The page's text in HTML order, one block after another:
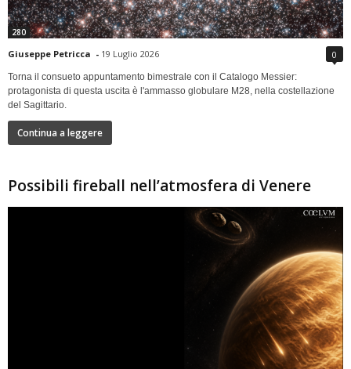
280
Giuseppe Petricca - 19 Luglio 2026 0
Torna il consueto appuntamento bimestrale con il Catalogo Messier:
protagonista di questa uscita è l'ammasso globulare M28, nella costellazione
del Sagittario.
Continua a leggere
Possibili fireball nell’atmosfera di Venere